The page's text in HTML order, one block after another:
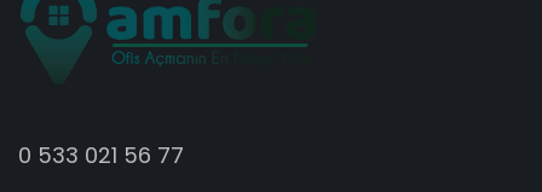
0 533 021 56 77